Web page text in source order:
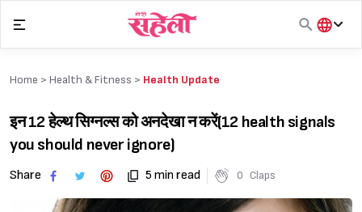
content
हिंदी
Home > Health & Fitness > Health Update
इन 12 हेल्थ सिग्नल्स को अनदेखा न करें(12 health signals
you should never ignore)
Share 5 min read 0 Claps